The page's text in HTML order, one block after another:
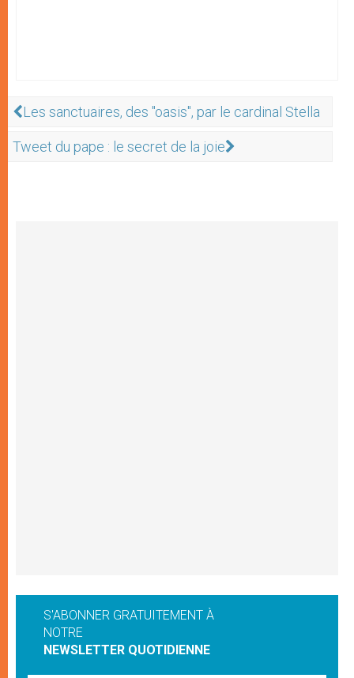
Les sanctuaires, des "oasis", par le cardinal Stella
Tweet du pape : le secret de la joie
S'ABONNER GRATUITEMENT À
NOTRE
NEWSLETTER QUOTIDIENNE